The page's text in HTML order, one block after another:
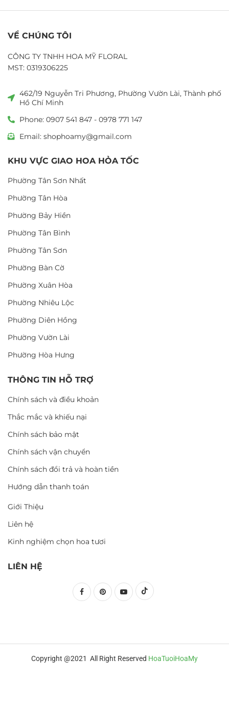
VỀ CHÚNG TÔI
CÔNG TY TNHH HOA MỸ FLORAL
MST: 0319306225
462/19 Nguyễn Tri Phương, Phường Vườn Lài, Thành phố
Hồ Chí Minh
Phone: 0907 541 847 - 0978 771 147
Email: shophoamy@gmail.com
KHU VỰC GIAO HOA HỎA TỐC
Phường Tân Sơn Nhất
Phường Tân Hòa
Phường Bảy Hiền
Phường Tân Bình
Phường Tân Sơn
Phường Bàn Cờ
Phường Xuân Hòa
Phường Nhiêu Lộc
Phường Diên Hồng
Phường Vườn Lài
Phường Hòa Hưng
THÔNG TIN HỖ TRỢ
Chính sách và điều khoản
Thắc mắc và khiếu nại
Chính sách bảo mật
Chính sách vận chuyển
Chính sách đổi trả và hoàn tiền
Hướng dẫn thanh toán
Giới Thiệu
Liên hệ
Kinh nghiệm chọn hoa tươi
LIÊN HỆ
Copyright @2021 All Right Reserved HoaTuoiHoaMy